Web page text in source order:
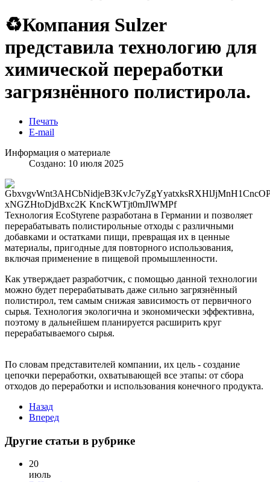
♻Компания Sulzer
представила технологию для
химической переработки
загрязнённого полистирола.
Печать
E-mail
Информация о материале
Создано: 10 июля 2025
Технология EcoStyrene разработана в Германии и позволяет
перерабатывать полистирольные отходы с различными
добавками и остатками пищи, превращая их в ценные
материалы, пригодные для повторного использования,
включая применение в пищевой промышленности.
Как утверждает разработчик, с помощью данной технологии
можно будет перерабатывать даже сильно загрязнённый
полистирол, тем самым снижая зависимость от первичного
сырья. Технология экологична и экономически эффективна,
поэтому в дальнейшем планируется расширить круг
перерабатываемого сырья.
По словам представителей компании, их цель - создание
цепочки переработки, охватывающей все этапы: от сбора
отходов до переработки и использования конечного продукта.
Назад
Вперед
Другие статьи в рубрике
20
июль